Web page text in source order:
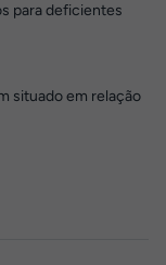
para deficientes
situado em relação